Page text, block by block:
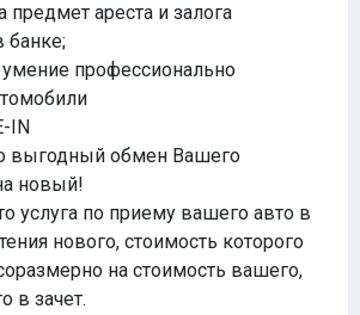
предмет ареста и залога
банке;
профессионально
IN
выгодный обмен Вашего
новый!
услуга по приему вашего авто в
нового, стоимость которого
на стоимость вашего,
в зачет.